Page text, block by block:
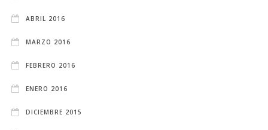
ABRIL 2016
MARZO 2016
FEBRERO 2016
ENERO 2016
DICIEMBRE 2015